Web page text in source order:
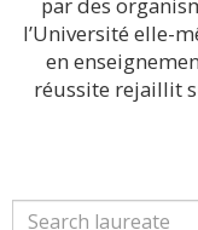
l’Université elle-
en
réussite rejaillit